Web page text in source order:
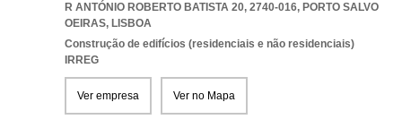
R ANTÓNIO ROBERTO BATISTA 20, 2740-016, PORTO SALVO
OEIRAS, LISBOA
Construção de edifícios (residenciais e não residenciais)
IRREG
Ver empresa Ver no Mapa